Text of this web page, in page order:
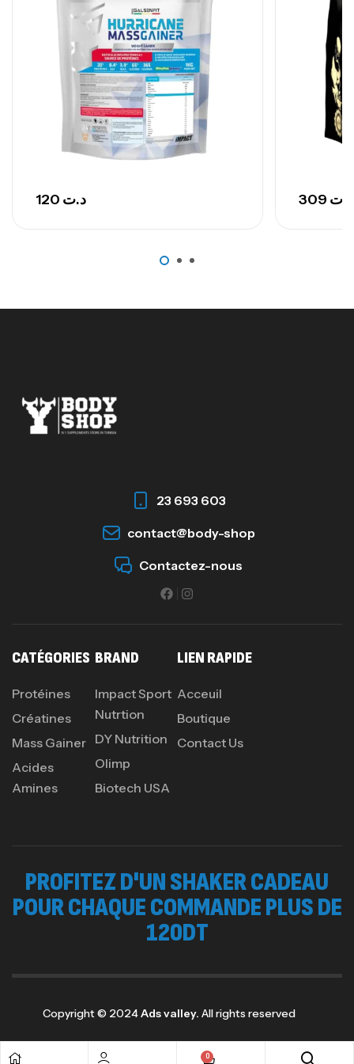
GH SURGE 90 CAPSULES
Autres
د.ت د.ت
0
23 693 603
contact@body-shop
Contactez-nous
CATÉGORIES
Protéines
Créatines
Mass Gainer
Acides
Amines
BRAND
Impact Sport
Nutrtion
DY Nutrition
Olimp
Biotech USA
LIEN RAPIDE
Acceuil
Boutique
Contact Us
PROFITEZ D'UN SHAKER CADEAU
POUR CHAQUE COMMANDE PLUS DE
120DT
Copyright © 2024Ads valley. All rights reserved